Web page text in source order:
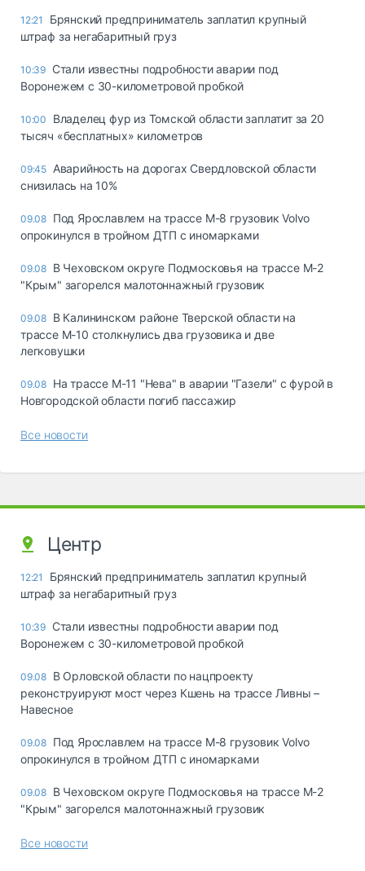
12:21
Брянский предприниматель заплатил крупный
штраф за негабаритный груз
10:39 Стали известны подробности аварии под
Воронежем с 30-километровой пробкой
10:00
Владелец фур из Томской области заплатит за 20
тысяч «бесплатных» километров
09:45 Аварийность на дорогах Свердловской области
снизилась на 10%
09.08 Под Ярославлем на трассе М-8 грузовик Volvo
опрокинулся в тройном ДТП с иномарками
09.08 В Чеховском округе Подмосковья на трассе М-2
"Крым" загорелся малотоннажный грузовик
09.08 В Калининском районе Тверской области на
трассе М-10 столкнулись два грузовика и две
легковушки
09.08 На трассе М-11 "Нева" в аварии "Газели" с фурой в
Новгородской области погиб пассажир
Все новости
Центр
12:21
Брянский предприниматель заплатил крупный
штраф за негабаритный груз
10:39 Стали известны подробности аварии под
Воронежем с 30-километровой пробкой
09.08 В Орловской области по нацпроекту
реконструируют мост через Кшень на трассе Ливны –
Навесное
09.08 Под Ярославлем на трассе М-8 грузовик Volvo
опрокинулся в тройном ДТП с иномарками
09.08 В Чеховском округе Подмосковья на трассе М-2
"Крым" загорелся малотоннажный грузовик
Все новости